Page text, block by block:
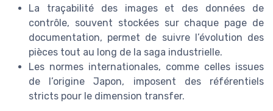
La traçabilité des images et des données de
contrôle, souvent stockées sur chaque page de
documentation, permet de suivre l’évolution des
pièces tout au long de la saga industrielle.
Les normes internationales, comme celles issues
de l’origine Japon, imposent des référentiels
stricts pour le dimension transfer.